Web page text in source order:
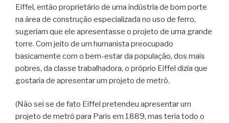
Eiffel, então proprietário de uma indústria de bom porte
na área de construção especializada no uso de ferro,
sugeriam que ele apresentasse o projeto de uma grande
torre. Com jeito de um humanista preocupado
basicamente com o bem-estar da população, dos mais
pobres, da classe trabalhadora, o próprio Eiffel dizia que
gostaria de apresentar um projeto de metrô.
(Não sei se de fato Eiffel pretendeu apresentar um
projeto de metrô para Paris em 1889, mas teria todo o